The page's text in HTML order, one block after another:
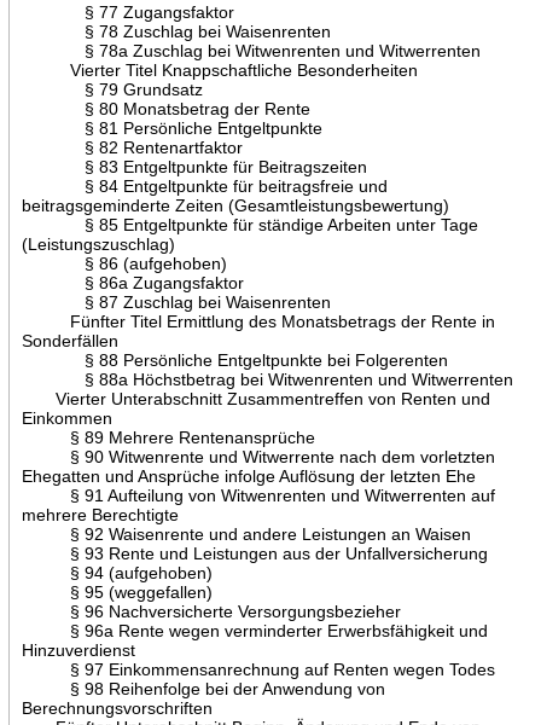
§ 77 Zugangsfaktor
§ 78 Zuschlag bei Waisenrenten
§ 78a Zuschlag bei Witwenrenten und Witwerrenten
Vierter Titel Knappschaftliche Besonderheiten
§ 79 Grundsatz
§ 80 Monatsbetrag der Rente
§ 81 Persönliche Entgeltpunkte
§ 82 Rentenartfaktor
§ 83 Entgeltpunkte für Beitragszeiten
§ 84 Entgeltpunkte für beitragsfreie und
beitragsgeminderte Zeiten (Gesamtleistungsbewertung)
§ 85 Entgeltpunkte für ständige Arbeiten unter Tage
(Leistungszuschlag)
§ 86 (aufgehoben)
§ 86a Zugangsfaktor
§ 87 Zuschlag bei Waisenrenten
Fünfter Titel Ermittlung des Monatsbetrags der Rente in
Sonderfällen
§ 88 Persönliche Entgeltpunkte bei Folgerenten
§ 88a Höchstbetrag bei Witwenrenten und Witwerrenten
Vierter Unterabschnitt Zusammentreffen von Renten und
Einkommen
§ 89 Mehrere Rentenansprüche
§ 90 Witwenrente und Witwerrente nach dem vorletzten
Ehegatten und Ansprüche infolge Auflösung der letzten Ehe
§ 91 Aufteilung von Witwenrenten und Witwerrenten auf
mehrere Berechtigte
§ 92 Waisenrente und andere Leistungen an Waisen
§ 93 Rente und Leistungen aus der Unfallversicherung
§ 94 (aufgehoben)
§ 95 (weggefallen)
§ 96 Nachversicherte Versorgungsbezieher
§ 96a Rente wegen verminderter Erwerbsfähigkeit und
Hinzuverdienst
§ 97 Einkommensanrechnung auf Renten wegen Todes
§ 98 Reihenfolge bei der Anwendung von
Berechnungsvorschriften